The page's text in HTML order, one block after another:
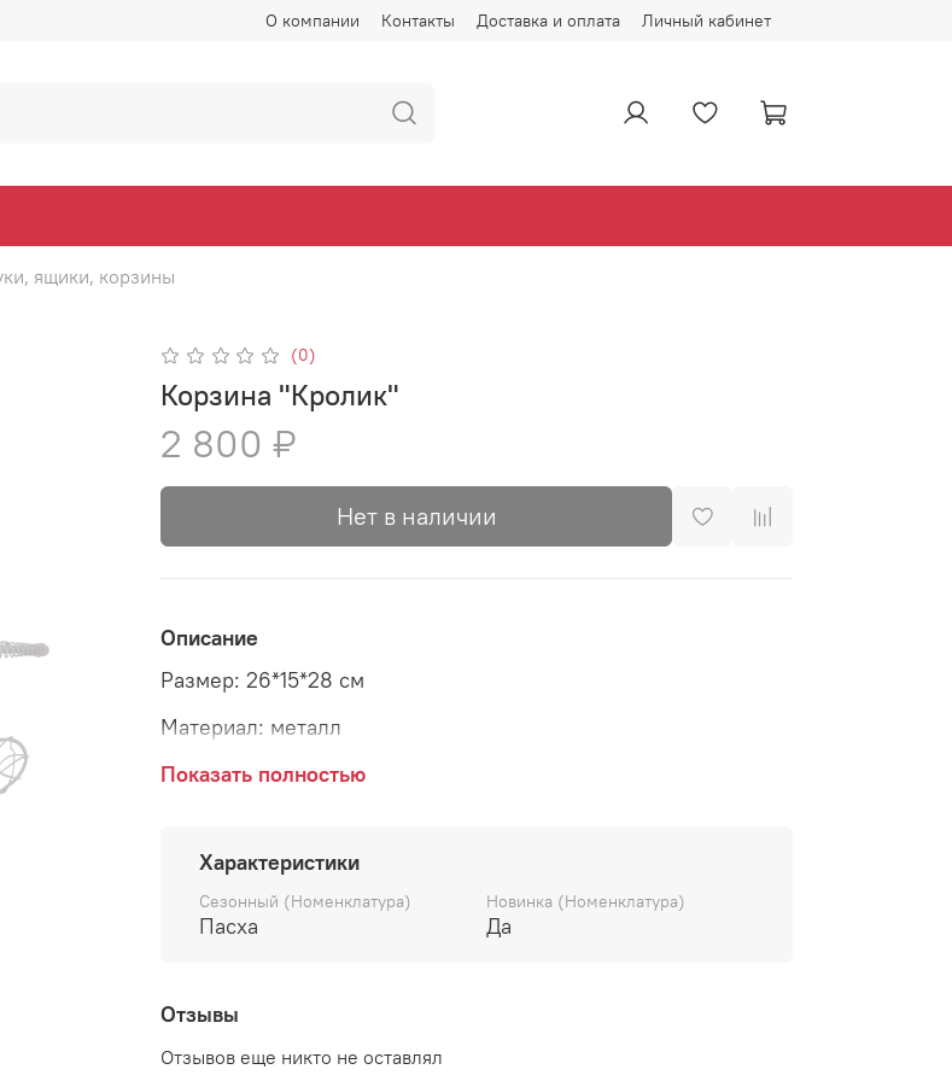
О компании Контакты Доставка и оплата Личный кабинет
ящики, корзины
(0)
Корзина "Кролик"
2 800 ₽
Нет в наличии
Описание
Размер: 26*15*28 см
Материал: металл
Страна: Голландия
Показать полностью
Характеристики
Сезонный (Номенклатура)
Пасха
Новинка (Номенклатура)
Да
Отзывы
Отзывов еще никто не оставлял